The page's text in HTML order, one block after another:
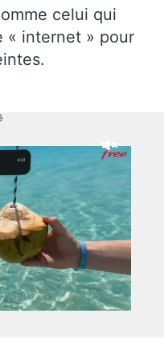
celui qui
« internet » pour